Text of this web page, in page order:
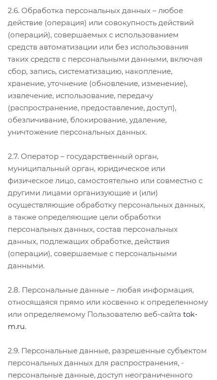
2.6. Обработка персональных данных – любое
действие (операция) или совокупность действий
(операций), совершаемых с использованием
средств автоматизации или без использования
таких средств с персональными данными, включая
сбор, запись, систематизацию, накопление,
хранение, уточнение (обновление, изменение),
извлечение, использование, передачу
(распространение, предоставление, доступ),
обезличивание, блокирование, удаление,
уничтожение персональных данных.
2.7. Оператор – государственный орган,
муниципальный орган, юридическое или
физическое лицо, самостоятельно или совместно с
другими лицами организующие и (или)
осуществляющие обработку персональных данных,
а также определяющие цели обработки
персональных данных, состав персональных
данных, подлежащих обработке, действия
(операции), совершаемые с персональными
данными.
2.8. Персональные данные – любая информация,
относящаяся прямо или косвенно к определенному
или определяемому Пользователю веб-сайта tok-
m.ru.
2.9. Персональные данные, разрешенные субъектом
персональных данных для распространения, -
персональные данные, доступ неограниченного